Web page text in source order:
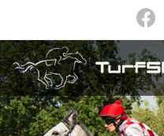
content